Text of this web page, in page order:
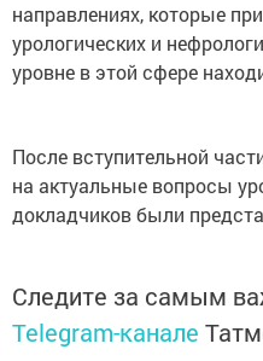
направлениях, которые
урологических и
уровне в этой сфере
После вступительной
на актуальные вопросы
докладчиков были
Следите за самым
Telegram-канале